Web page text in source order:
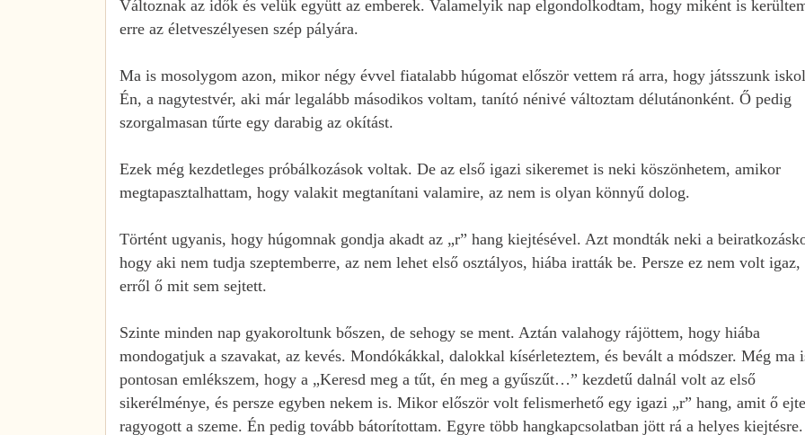
Változnak az idők és velük együtt az emberek. Valamelyik nap elgondolkodtam, hogy miként is
erre az életveszélyesen szép pályára.
Ma is mosolygom azon, mikor négy évvel fiatalabb húgomat először vettem rá arra, hogy játsszunk
Én, a nagytestvér, aki már legalább másodikos voltam, tanító nénivé változtam délutánonként. Ő pedig
szorgalmasan tűrte egy darabig az okítást.
Ezek még kezdetleges próbálkozások voltak. De az első igazi sikeremet is neki köszönhetem, amikor
megtapasztalhattam, hogy valakit megtanítani valamire, az nem is olyan könnyű dolog.
Történt ugyanis, hogy húgomnak gondja akadt az „r” hang kiejtésével. Azt mondták neki a
hogy aki nem tudja szeptemberre, az nem lehet első osztályos, hiába iratták be. Persze ez nem volt igaz,
erről ő mit sem sejtett.
Szinte minden nap gyakoroltunk bőszen, de sehogy se ment. Aztán valahogy rájöttem, hogy hiába
mondogatjuk a szavakat, az kevés. Mondókákkal, dalokkal kísérleteztem, és bevált a módszer. Még ma
pontosan emlékszem, hogy a „Keresd meg a tűt, én meg a gyűszűt…” kezdetű dalnál volt az első
sikerélménye, és persze egyben nekem is. Mikor először volt felismerhető egy igazi „r” hang, amit ő
ragyogott a szeme. Én pedig tovább bátorítottam. Egyre több hangkapcsolatban jött rá a helyes kiejtésre.